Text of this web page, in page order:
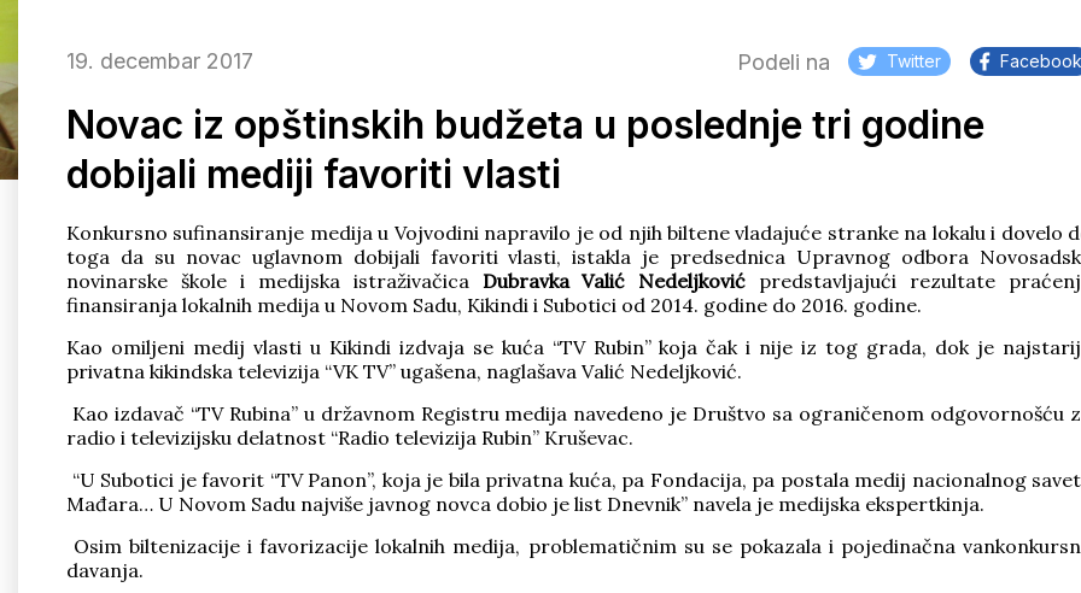
19. decembar 2017 Podeli na Twitter Facebook
Novac iz opštinskih budžeta u poslednje tri godine
dobijali mediji favoriti vlasti
Konkursno sufinansiranje medija u Vojvodini napravilo je od njih biltene vladajuće stranke na lokalu i dovelo
toga da su novac uglavnom dobijali favoriti vlasti, istakla je predsednica Upravnog odbora
novinarske škole i medijska istraživačica Dubravka Valić Nedeljković predstavljajući rezultate
finansiranja lokalnih medija u Novom Sadu, Kikindi i Subotici od 2014. godine do 2016. godine.
Kao omiljeni medij vlasti u Kikindi izdvaja se kuća “TV Rubin” koja čak i nije iz tog grada, dok je
privatna kikindska televizija “VK TV” ugašena, naglašava Valić Nedeljković.
Kao izdavač “TV Rubina” u državnom Registru medija navedeno je Društvo sa ograničenom odgovornošću
radio i televizijsku delatnost “Radio televizija Rubin” Kruševac.
“U Subotici je favorit “TV Panon”, koja je bila privatna kuća, pa Fondacija, pa postala medij nacionalnog
Mađara… U Novom Sadu najviše javnog novca dobio je list Dnevnik” navela je medijska ekspertkinja.
Osim biltenizacije i favorizacije lokalnih medija, problematičnim su se pokazala i pojedinačna
davanja.